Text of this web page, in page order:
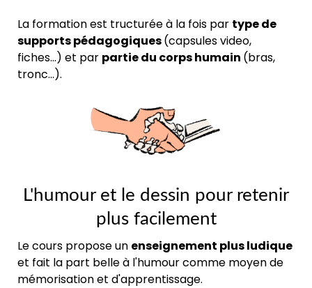
La formation est tructurée à la fois par type de
supports pédagogiques(capsules video,
fiches...) et par partie du corps humain (bras,
tronc...).
L'humour et le dessin pour retenir
plus facilement
Le cours propose un enseignement plus ludique
et fait la part belle à l'humour comme moyen de
mémorisation et d'apprentissage.